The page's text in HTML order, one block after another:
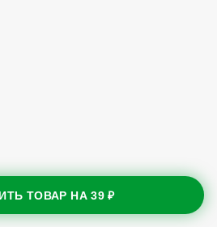
ТОВАР НА39 ₽